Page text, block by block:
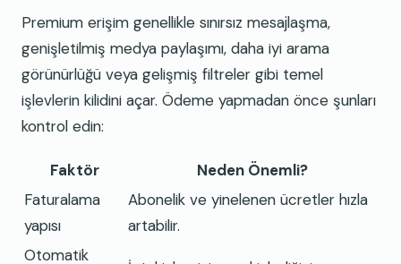
Premium erişim genellikle sınırsız mesajlaşma,
genişletilmiş medya paylaşımı, daha iyi arama
görünürlüğü veya gelişmiş filtreler gibi temel
işlevlerin kilidini açar. Ödeme yapmadan önce şunları
kontrol edin:
Faktör
Neden Önemli?
Faturalama
yapısı
Abonelik ve yinelenen ücretler hızla
artabilir.
Otomatik